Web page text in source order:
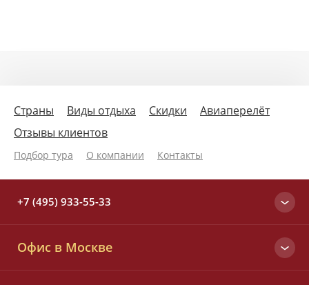
Страны Виды отдыха Скидки
Авиаперелёт
Отзывы клиентов
Подбор тура О компании Контакты
+7 (495) 933-55-33
+7 (495) 933-55-33
Офис в Москве